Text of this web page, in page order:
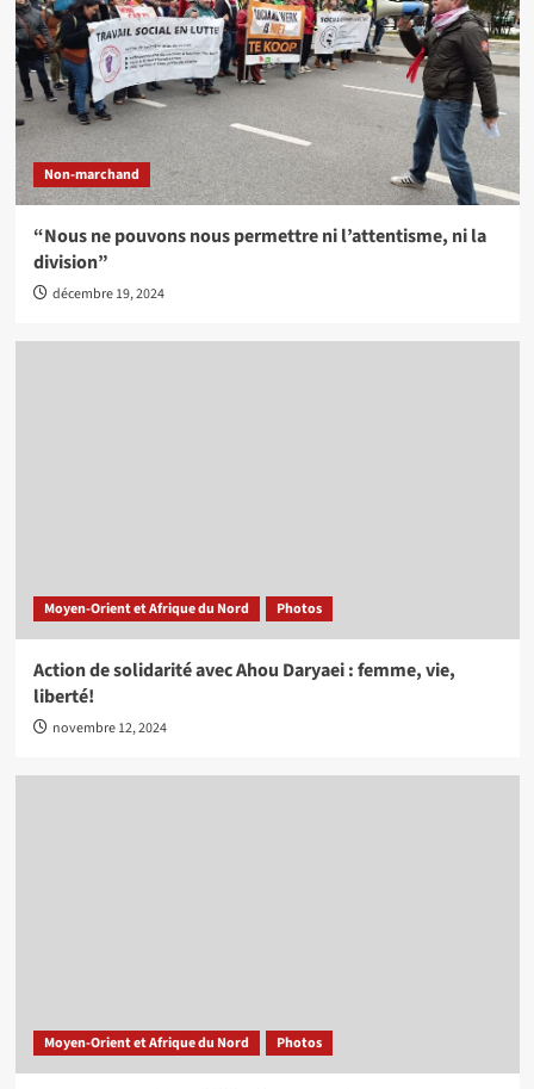
Non-marchand
“Nous ne pouvons nous permettre ni l’attentisme, ni la
division”
décembre 19, 2024
Moyen-Orient et Afrique du Nord Photos
Action de solidarité avec Ahou Daryaei : femme, vie,
liberté!
novembre 12, 2024
Moyen-Orient et Afrique du Nord Photos